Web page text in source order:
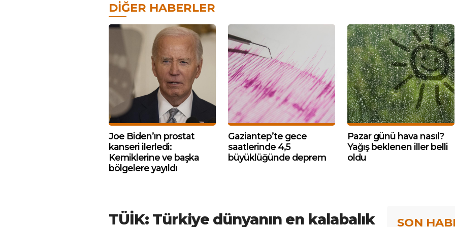
DIĞER HABERLER
Joe Biden’ın prostat
kanseri ilerledi:
Kemiklerine ve başka
bölgelere yayıldı
Gaziantep’te gece
saatlerinde 4,5
büyüklüğünde deprem
Pazar günü hava nasıl?
Yağış beklenen iller belli
oldu
TÜİK: Türkiye dünyanın en kalabalık SON